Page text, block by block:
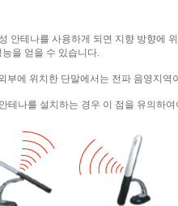
안테나를 사용하게 되면 지향 방향에
을 얻을 수 있습니다.
부에 위치한 단말에서는 전파 음영지역
테나를 설치하는 경우 이 점을 유의하여